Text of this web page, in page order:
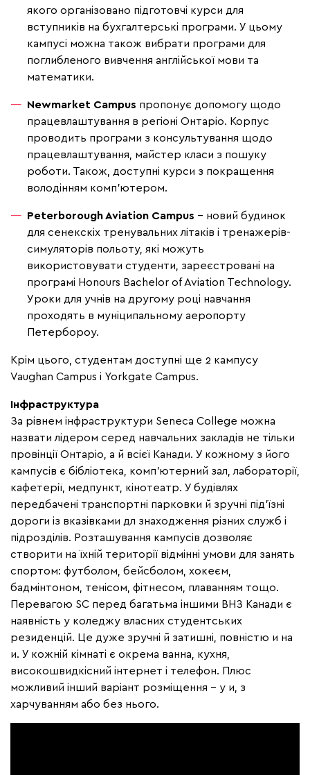
якого організовано підготовчі курси для
вступників на бухгалтерські програми. У цьому
кампусі можна також вибрати програми для
поглибленого вивчення англійської мови та
математики.
Newmarket Campus пропонує допомогу щодо
працевлаштування в регіоні Онтаріо. Корпус
проводить програми з консультування щодо
працевлаштування, майстер класи з пошуку
роботи. Також, доступні курси з покращення
володінням комп'ютером.
Peterborough Aviation Campus – новий будинок
для сенекскіх тренувальних літаків і тренажерів-
симуляторів польоту, які можуть
використовувати студенти, зареєстровані на
програмі Honours Bachelor of Aviation Technology.
Уроки для учнів на другому році навчання
проходять в муніципальному аеропорту
Петербороу.
Крім цього, студентам доступні ще 2 кампусу
Vaughan Campus і Yorkgate Campus.
Інфраструктура
За рівнем інфраструктури Seneca College можна
назвати лідером серед навчальних закладів не тільки
провінції Онтаріо, а й всієї Канади. У кожному з його
кампусів є бібліотека, комп'ютерний зал, лабораторії,
кафетерії, медпункт, кінотеатр. У будівлях
передбачені транспортні парковки й зручні під'їзні
дороги із вказівками дл знаходження різних служб і
підрозділів. Розташування кампусів дозволяє
створити на їхній території відмінні умови для занять
спортом: футболом, бейсболом, хокеєм,
бадмінтоном, тенісом, фітнесом, плаванням тощо.
Перевагою SC перед багатьма іншими ВНЗ Канади є
наявність у коледжу власних студентських
резиденцій. Це дуже зручні й затишні, повністю и на
и. У кожній кімнаті є окрема ванна, кухня,
високошвидкісний інтернет і телефон. Плюс
можливий інший варіант розміщення – у и, з
харчуванням або без нього.